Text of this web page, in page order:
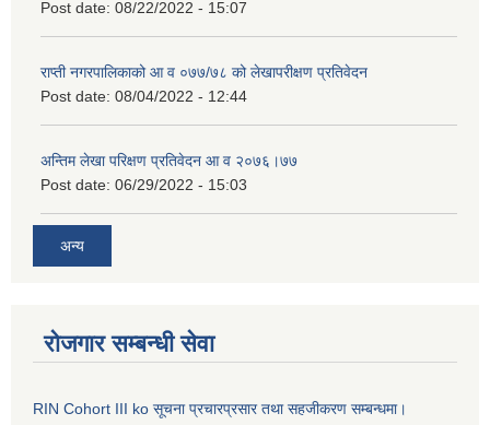
Post date: 08/22/2022 - 15:07
राप्ती नगरपालिकाको आ व ०७७/७८ को लेखापरीक्षण प्रतिवेदन
Post date: 08/04/2022 - 12:44
अन्तिम लेखा परिक्षण प्रतिवेदन आ व २०७६।७७
Post date: 06/29/2022 - 15:03
अन्य
रोजगार सम्बन्धी सेवा
RIN Cohort III ko सूचना प्रचारप्रसार तथा सहजीकरण सम्बन्धमा।